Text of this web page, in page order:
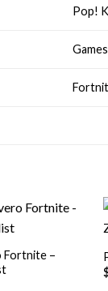
Pop!
Games
Fortnite –